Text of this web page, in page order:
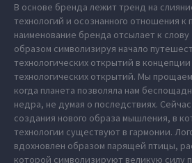
В основе бренда лежит тренд на
технологий и осознанного отношения к
наименование бренда отсылает к слову
образом символизируя начало
технологических открытий в
технологических открытий. Мы
когда планета позволяла нам
недра, не думая о последствиях.
создания нового образа мышления, в
технологии существуют в гармонии.
вдохновлен образом парящей птицы,
которой символизируют великую силу